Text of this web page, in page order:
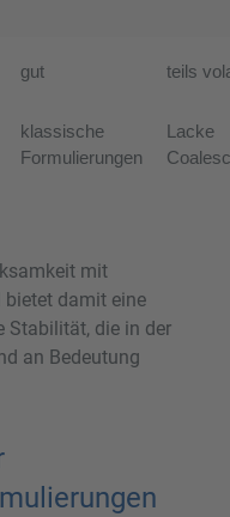
gut teils
klassische
Formulierungen
Lacke
mit
damit eine
Stabilität, die in der
an Bedeutung